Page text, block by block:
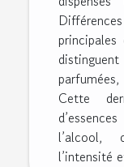
Cette
l’alcool,
l’intensité